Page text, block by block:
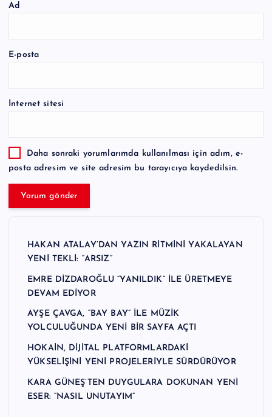
Ad
E-posta
İnternet sitesi
Daha sonraki yorumlarımda kullanılması için adım, e-
posta adresim ve site adresim bu tarayıcıya kaydedilsin.
HAKAN ATALAY’DAN YAZIN RİTMİNİ YAKALAYAN
YENİ TEKLİ: “ARSIZ”
EMRE DİZDAROĞLU “YANILDIK” İLE ÜRETMEYE
DEVAM EDİYOR
AYŞE ÇAVGA, “BAY BAY” İLE MÜZİK
YOLCULUĞUNDA YENİ BİR SAYFA AÇTI
HOKAİN, DİJİTAL PLATFORMLARDAKİ
YÜKSELİŞİNİ YENİ PROJELERİYLE SÜRDÜRÜYOR
KARA GÜNEŞ’TEN DUYGULARA DOKUNAN YENİ
ESER: “NASIL UNUTAYIM”